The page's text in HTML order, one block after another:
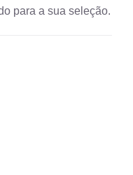
para a sua seleção.